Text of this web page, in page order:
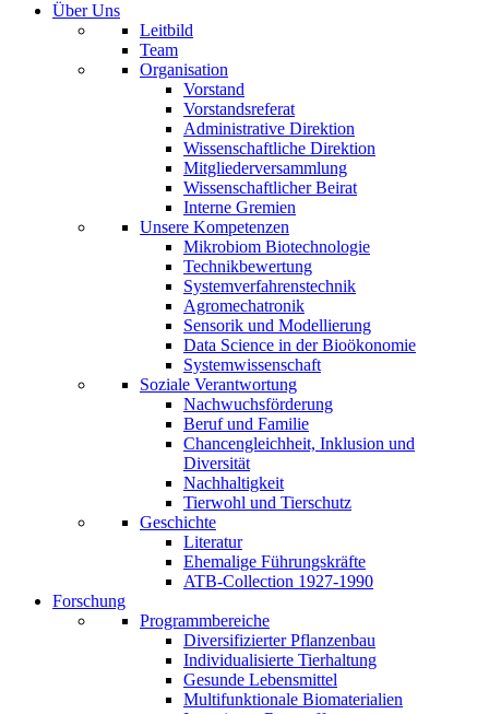
Über Uns
Leitbild
Team
Organisation
Vorstand
Vorstandsreferat
Administrative Direktion
Wissenschaftliche Direktion
Mitgliederversammlung
Wissenschaftlicher Beirat
Interne Gremien
Unsere Kompetenzen
Mikrobiom Biotechnologie
Technikbewertung
Systemverfahrenstechnik
Agromechatronik
Sensorik und Modellierung
Data Science in der Bioökonomie
Systemwissenschaft
Soziale Verantwortung
Nachwuchsförderung
Beruf und Familie
Chancengleichheit, Inklusion und
Diversität
Nachhaltigkeit
Tierwohl und Tierschutz
Geschichte
Literatur
Ehemalige Führungskräfte
ATB-Collection 1927-1990
Forschung
Programmbereiche
Diversifizierter Pflanzenbau
Individualisierte Tierhaltung
Gesunde Lebensmittel
Multifunktionale Biomaterialien